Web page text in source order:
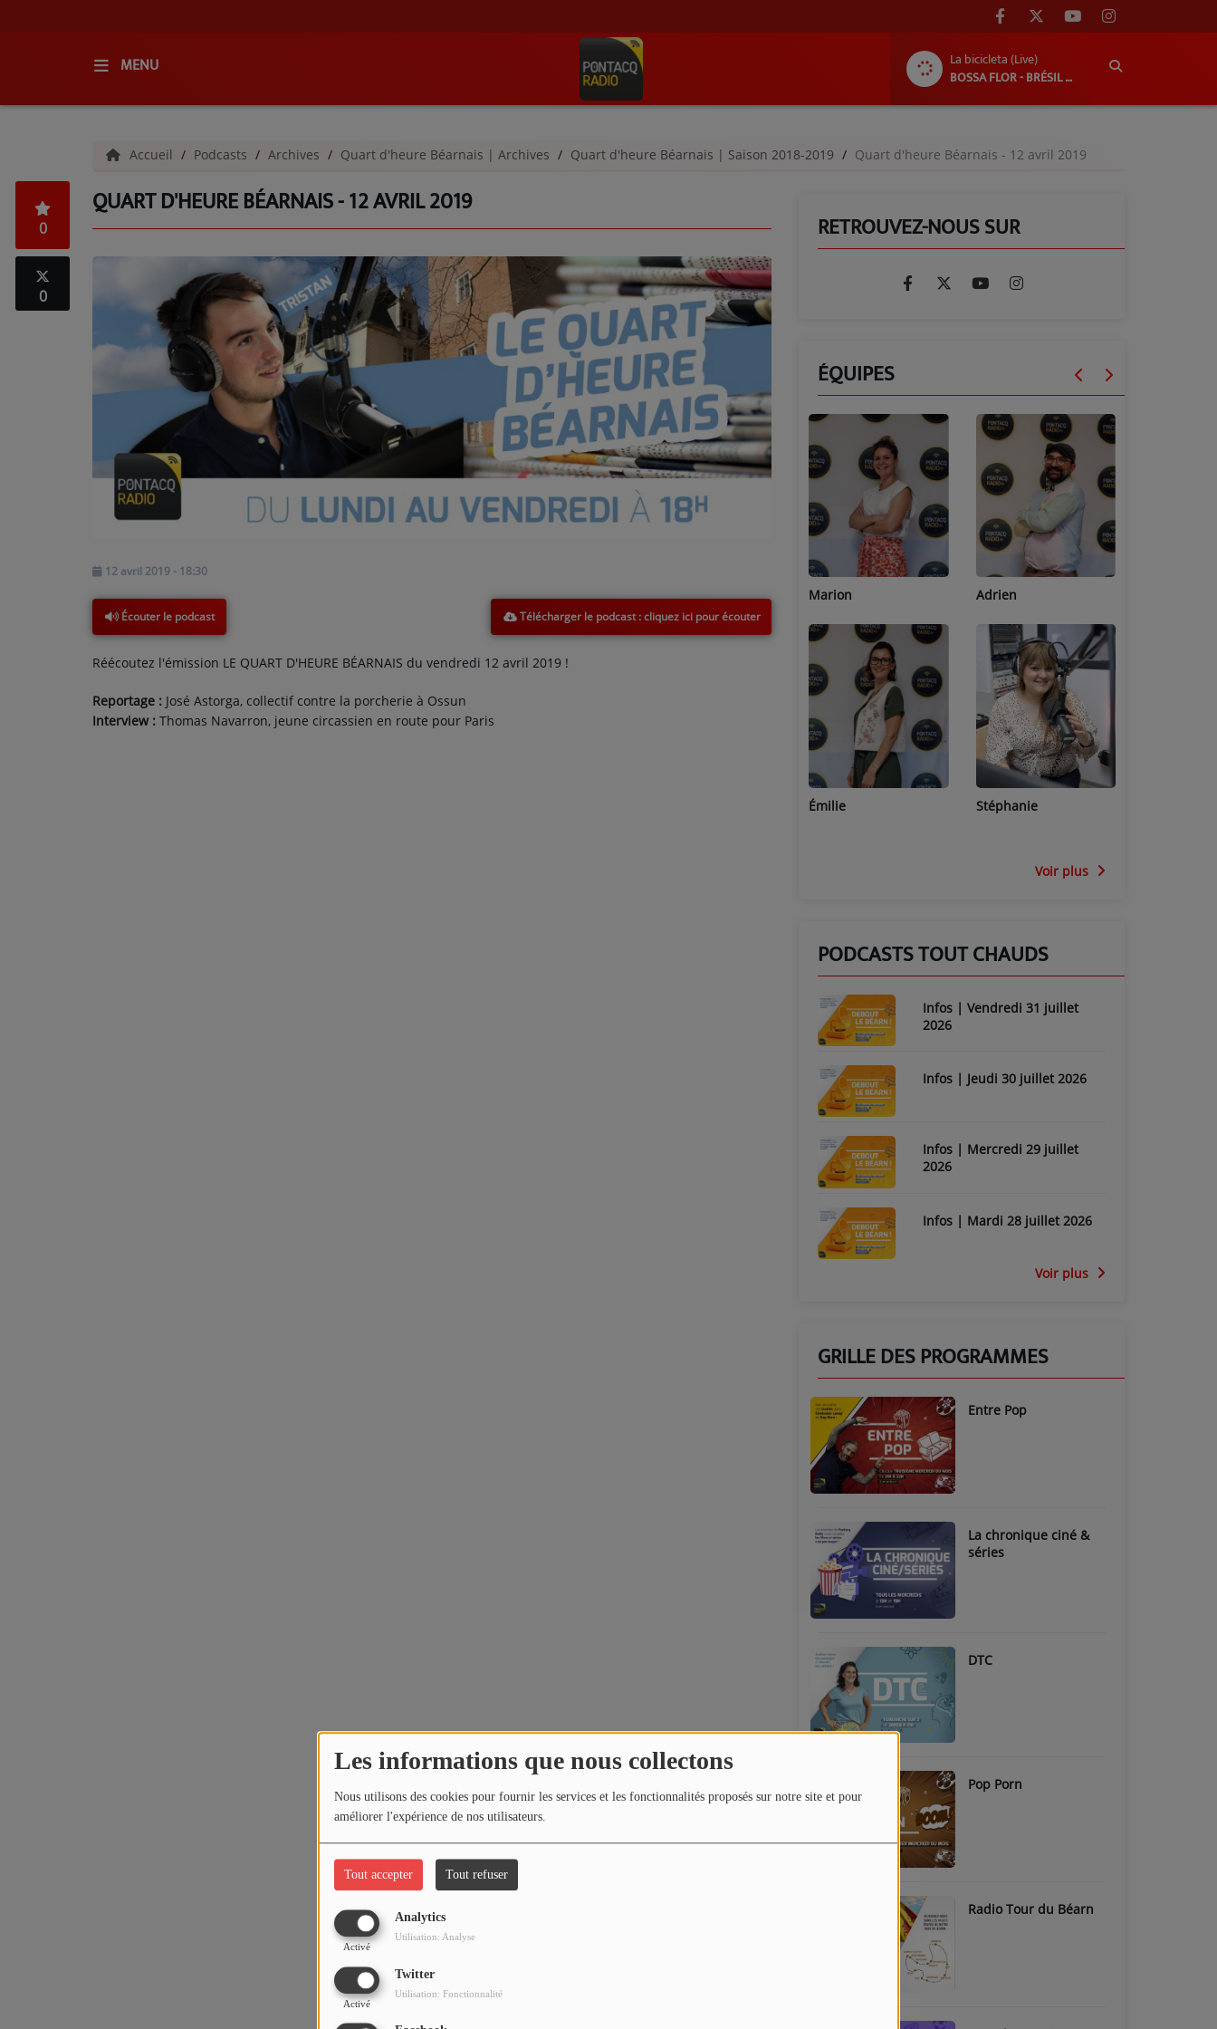
Les informations que nous collectons
Nous utilisons des cookies pour fournir les services et les fonctionnalités proposés sur notre site et pour
améliorer l'expérience de nos utilisateurs.
Tout accepter Tout refuser
Analytics
Activé
Utilisation: Analyse
Twitter
Activé
Utilisation: Fonctionnalité
MENU
La bicicleta (Live)
BOSSA FLOR - BRÉSIL EN BÉARN : DU 1ER AU 8 AOÛT 2026 !
QUI SOMMES-NOUS ?
GRILLE DES PROGRAMMES
C'ÉTAIT QUOI CE TITRE ?
PODCASTS - SAISON 2026/2027
NOS PROGRAMMES COURTS
ARCHIVES - SAISONS PASSÉES
ANNONCEURS & ESPACE PRO
VOTRE PUBLICITÉ SUR PONTACQ RADIO
Accueil Podcasts Archives Quart d'heure Béarnais | Archives Quart d'heure Béarnais | Saison 2018-2019 Quart d'heure Béarnais - 12 avril 2019
QUART D'HEURE BÉARNAIS - 12 AVRIL 2019
0
0
12 avril 2019 - 18:30
Écouter le podcast Télécharger le podcast
Réécoutez l'émission LE QUART D'HEURE BÉARNAIS du vendredi 12 avril 2019 !
Reportage : José Astorga, collectif contre la porcherie à Ossun
Interview : Thomas Navarron, jeune circassien en route pour Paris
RETROUVEZ-NOUS SUR
ÉQUIPES
Marion Adrien
Stéphanie
Lucas
Jean-Michel
Voir plus
PODCASTS TOUT CHAUDS
Infos | Vendredi 31 juillet
2026
Infos | Jeudi 30 juillet 2026
Infos | Mercredi 29 juillet
2026
Infos | Mardi 28 juillet 2026
Voir plus
GRILLE DES PROGRAMMES
Entre Pop
La chronique ciné &
séries
DTC
Pop Porn
Radio Tour du Béarn